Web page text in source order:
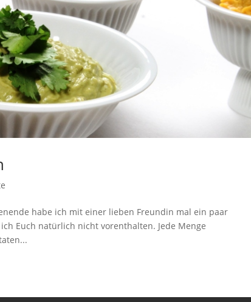
habe ich mit einer lieben Freundin mal ein paar
Euch natürlich nicht vorenthalten. Jede Menge